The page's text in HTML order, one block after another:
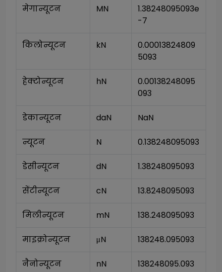
मेगान्यूटन MN
1.38248095093e
-7
किलोन्यूटन kN
0.00013824809
5093
हेक्टोन्यूटन hN
0.00138248095
093
डेकान्यूटन daN NaN
न्यूटन N 0.138248095093
डेसीन्यूटन dN 1.38248095093
सेंटीन्यूटन cN 13.8248095093
मिलीन्यूटन mN 138.248095093
माइक्रोन्यूटन μN 138248.095093
नैनोन्यूटन nN 138248095.093